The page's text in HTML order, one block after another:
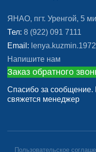
ЯНАО, пгт. Уренгой, 5
Тел: 8 (922) 091 7111
Email:
Напишите нам
Заказ обратного
Спасибо за
свяжется менеджер
Пользовательское